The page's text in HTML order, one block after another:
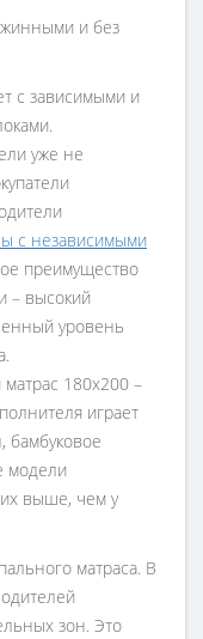
и без
с зависимыми и
уже не
с независимыми
преимущество
– высокий
уровень
180х200 –
играет
бамбуковое
модели
выше, чем у
матраса. В
зон. Это